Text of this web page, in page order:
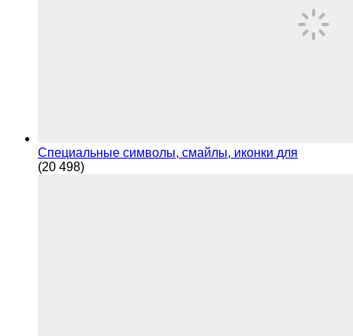
Специальные символы, смайлы, иконки для
(20 498)